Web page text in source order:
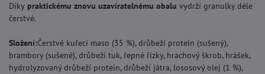
Díky praktickému znovu uzavíratelnému obalu vydrží granulky déle
čerstvé.
Složení:Čerstvé kuřecí maso (35 %), drůbeží protein (sušený),
brambory (sušené), drůbeží tuk, řepné řízky, hrachový škrob, hrášek,
hydrolyzovaný drůbeží protein, drůbeží játra, lososový olej (1 %),